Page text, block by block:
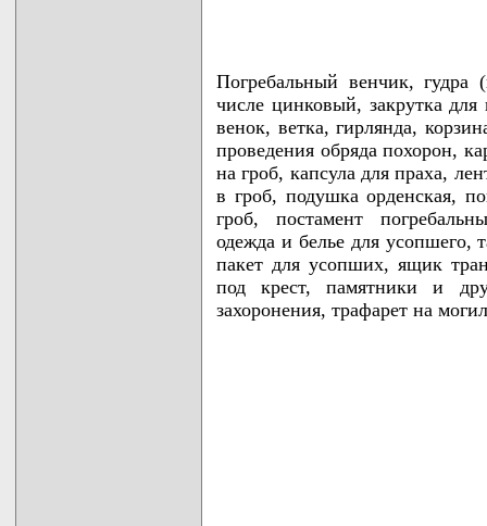
Погребальный венчик,
числе цинковый, закрутка
венок, ветка, гирлянда,
проведения обряда похорон,
на гроб, капсула для праха,
в гроб, подушка орденская,
гроб, постамент
одежда и белье для усопшего,
пакет для усопших, ящик
под крест, памятники и
захоронения, трафарет на